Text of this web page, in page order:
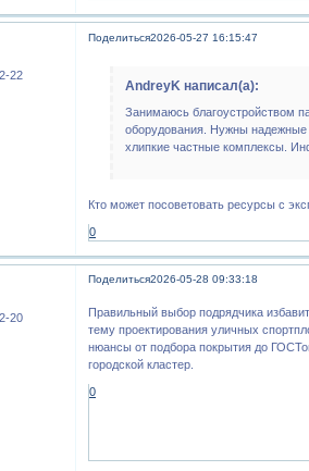
Поделиться2026-05-27 16:15:47
22
AndreyK написал(а):
Занимаюсь благоустройством
оборудования. Нужны
хлипкие частные комплексы.
Кто может посоветовать ресурсы с
0
Поделиться2026-05-28 09:33:18
20
Правильный выбор подрядчика
тему проектирования уличных
нюансы от подбора покрытия до
городской кластер.
0